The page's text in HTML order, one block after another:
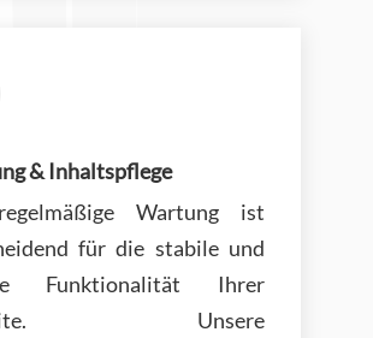
& Inhaltspflege
Wartung ist
für die stabile und
Funktionalität Ihrer
Unsere